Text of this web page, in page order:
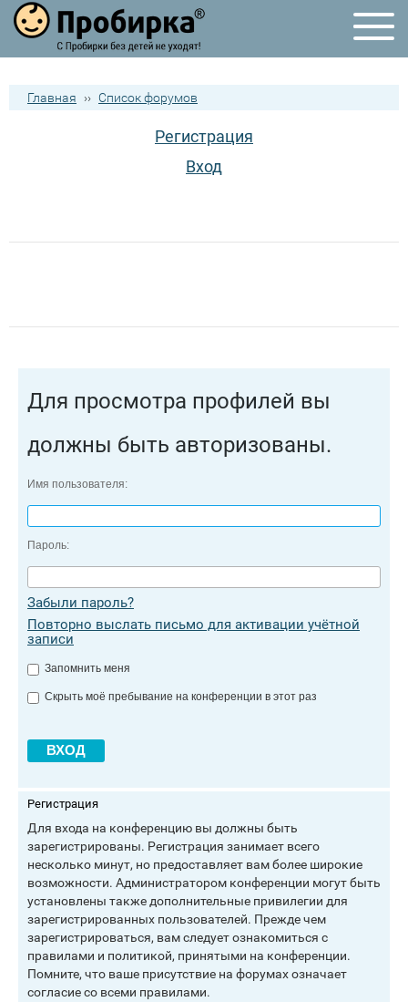
Главная ›› Список форумов
Регистрация
Вход
Для просмотра профилей вы
должны быть авторизованы.
Имя пользователя:
Пароль:
Забыли пароль?
Повторно выслать письмо для активации учётной
записи
Запомнить меня
Скрыть моё пребывание на конференции в этот раз
Регистрация
Для входа на конференцию вы должны быть
зарегистрированы. Регистрация занимает всего
несколько минут, но предоставляет вам более широкие
возможности. Администратором конференции могут быть
установлены также дополнительные привилегии для
зарегистрированных пользователей. Прежде чем
зарегистрироваться, вам следует ознакомиться с
правилами и политикой, принятыми на конференции.
Помните, что ваше присутствие на форумах означает
согласие со всеми правилами.